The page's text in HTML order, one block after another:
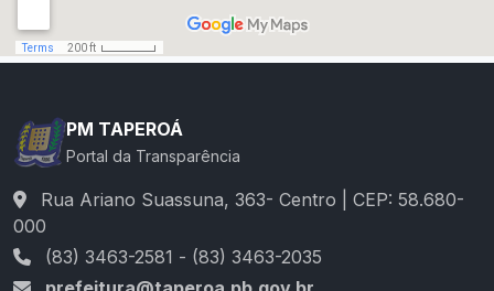
PM TAPEROÁ
Portal da Transparência
Rua Ariano Suassuna, 363- Centro | CEP: 58.680-
000
(83) 3463-2581 - (83) 3463-2035